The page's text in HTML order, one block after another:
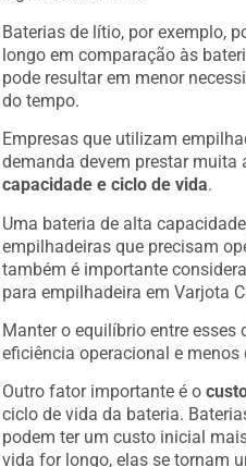
Baterias de lítio, por exemplo,
longo em comparação às
pode resultar em menor
do tempo.
Empresas que utilizam
demanda devem prestar
capacidade e ciclo de vida
Uma bateria de alta
empilhadeiras que precisam
também é importante
para empilhadeira em Varjota
Manter o equilíbrio entre
eficiência operacional e
Outro fator importante é o
ciclo de vida da bateria.
podem ter um custo inicial
vida for longo, elas se tornam